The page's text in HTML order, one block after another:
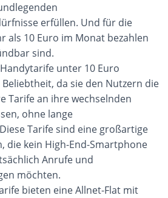
erfüllen. Und für die
als 10 Euro im Monat bezahlen
sind.
unter 10 Euro
da sie den Nutzern die
Tarife an ihre wechselnden
ohne lange
Tarife sind eine großartige
die kein High-End-Smartphone
Anrufe und
möchten.
bieten eine Allnet-Flat mit